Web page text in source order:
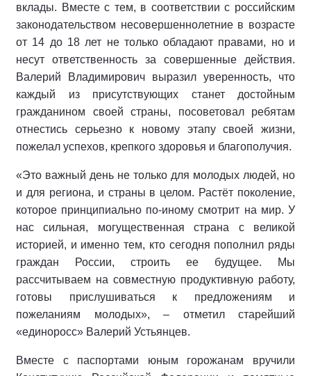
вклады. Вместе с тем, в соответствии с российским
законодательством несовершеннолетние в возрасте
от 14 до 18 лет не только обладают правами, но и
несут ответственность за совершенные действия.
Валерий Владимирович выразил уверенность, что
каждый из присутствующих станет достойным
гражданином своей страны, посоветовал ребятам
отнестись серьезно к новому этапу своей жизни,
пожелал успехов, крепкого здоровья и благополучия.
«Это важный день не только для молодых людей, но
и для региона, и страны в целом. Растёт поколение,
которое принципиально по-иному смотрит на мир. У
нас сильная, могущественная страна с великой
историей, и именно тем, кто сегодня пополнил ряды
граждан России, строить ее будущее. Мы
рассчитываем на совместную продуктивную работу,
готовы прислушиваться к предложениям и
пожеланиям молодых», – отметил старейший
«единоросс» Валерий Устьянцев.
Вместе с паспортами юным горожанам вручили